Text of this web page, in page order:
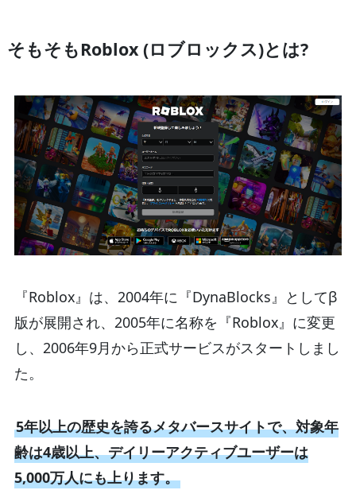
そもそもRoblox (ロブロックス)とは?
『Roblox』は、2004年に『DynaBlocks』としてβ
版が展開され、2005年に名称を『Roblox』に変更
し、2006年9月から正式サービスがスタートしまし
た。
5年以上の歴史を誇るメタバースサイトで、対象年
齢は4歳以上、デイリーアクティブユーザーは
5,000万人にも上ります。